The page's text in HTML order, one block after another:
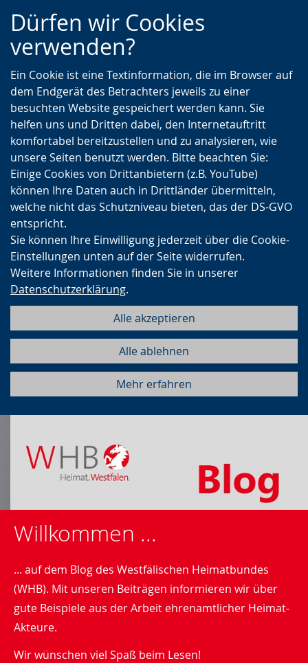
Zur
Hauptnavigation
Zur
Seitennavigation
Zum
Inhalt
Dürfen wir Cookies
verwenden?
Ein Cookie ist eine Textinformation, die im Browser auf
dem Endgerät des Betrachters jeweils zu einer
besuchten Website gespeichert werden kann. Sie
helfen uns und Dritten dabei, den Internetauftritt
komfortabel bereitzustellen und zu analysieren, wie
unsere Seiten benutzt werden. Bitte beachten Sie:
Einige Cookies von Drittanbietern (z.B. YouTube)
können Ihre Daten auch in Drittländer übermitteln,
welche nicht das Schutzniveau bieten, das der DS-GVO
entspricht.
Sie können Ihre Einwilligung jederzeit über die Cookie-
Einstellungen unten auf der Seite widerrufen.
Weitere Informationen finden Sie in unserer
Datenschutzerklärung.
Alle akzeptieren
Alle ablehnen
Mehr erfahren
Willkommen ...
... auf dem Blog des Westfälischen Heimatbundes
(WHB). Mit unseren Beiträgen informieren wir über
gute Beispiele aus der Arbeit ehrenamtlicher Heimat-
Akteure.
Wir wünschen viel Spaß beim Lesen!